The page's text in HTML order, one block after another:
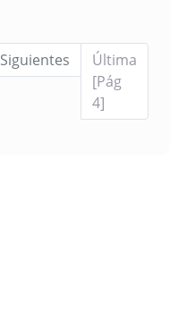
Siguientes
Última
[Pág
4]